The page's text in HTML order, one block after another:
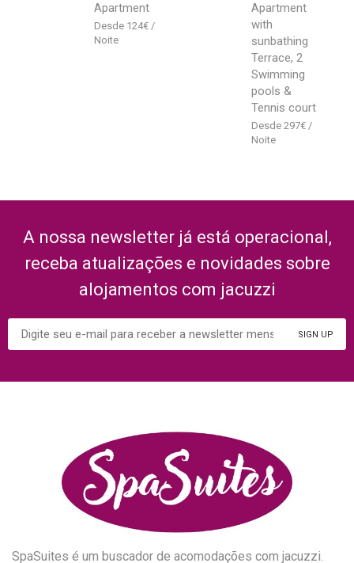
Apartment
124€
Apartment
with
sunbathing
Terrace, 2
Swimming
pools &
Tennis court
297€
A nossa newsletter já está operacional,
receba atualizações e novidades sobre
alojamentos com jacuzzi
SpaSuites é um buscador de acomodações com jacuzzi.